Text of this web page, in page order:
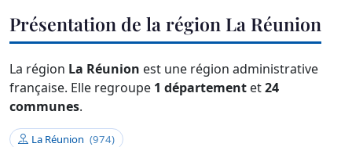
Présentation de la région La Réunion
La région La Réunion est une région administrative
française. Elle regroupe 1 département et24
communes.
La Réunion (974)